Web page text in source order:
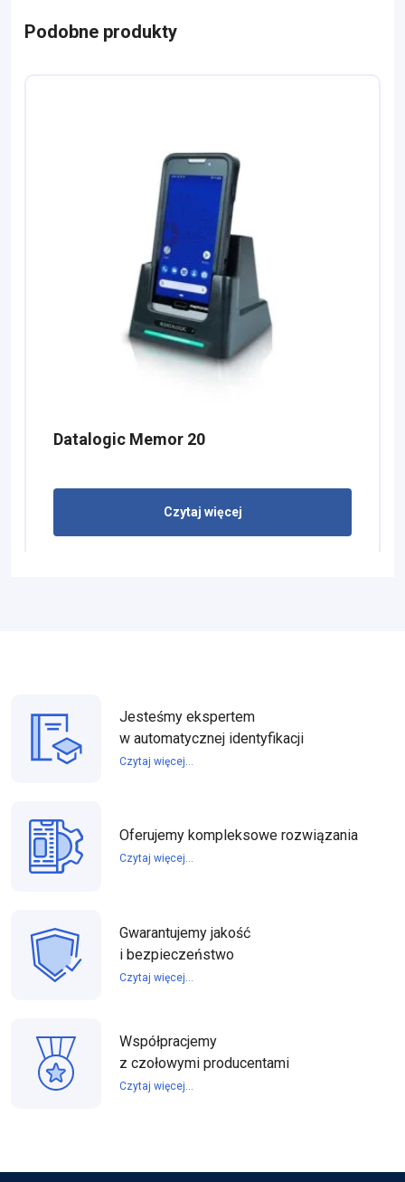
Podobne produkty
Datalogic Memor 20
Czytaj więcej
Jesteśmy ekspertem
w automatycznej identyfikacji
Czytaj więcej...
Oferujemy kompleksowe rozwiązania
Czytaj więcej...
Gwarantujemy jakość
i bezpieczeństwo
Czytaj więcej...
Współpracjemy
z czołowymi producentami
Czytaj więcej...